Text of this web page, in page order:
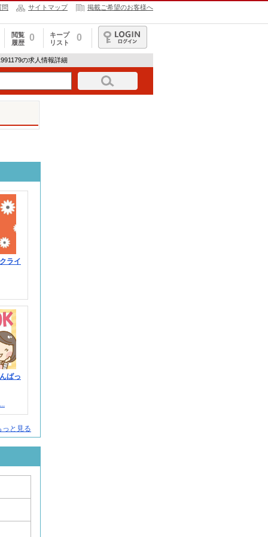
問 サイトマップ 掲載ご希望のお客様へ
閲覧
履歴
0
キープ
リスト
0
ログイン
の求人情報詳細
ライ
ばっ
と見る